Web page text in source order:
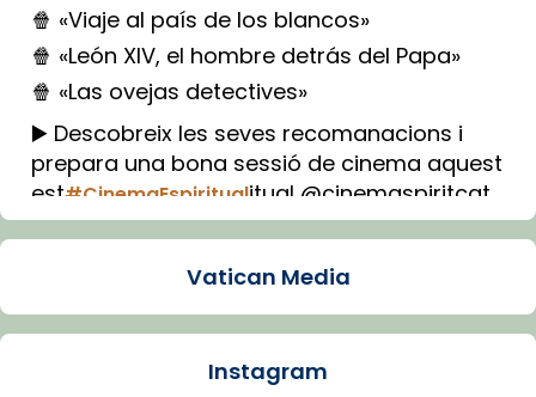
🍿 «Viaje al país de los blancos»
🍿 «León XIV, el hombre detrás del Papa»
🍿 «Las ovejas detectives»
▶️ Descobreix les seves recomanacions i
prepara una bona sessió de cinema aquest
est#CinemaEspiritualitual @cinemaspiritcat
Imatge: Generada amb IA (OpenAI)
Arquebisbat de Barcelona
Vatican Media
Instagram